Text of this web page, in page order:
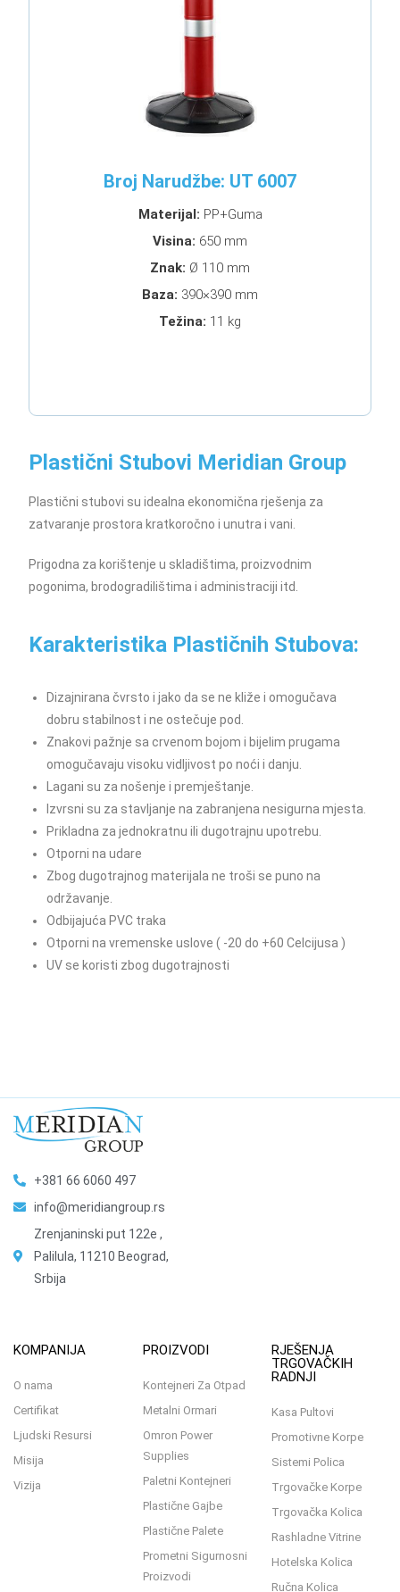
Broj Narudžbe: UT 6007
Materijal: PP+Guma
Visina: 650 mm
Znak: Ø 110 mm
Baza: 390×390 mm
Težina: 11 kg
Plastični Stubovi Meridian Group
Plastični stubovi su idealna ekonomična rješenja za
zatvaranje prostora kratkoročno i unutra i vani.
Prigodna za korištenje u skladištima, proizvodnim
pogonima, brodogradilištima i administraciji itd.
Karakteristika Plastičnih Stubova:
Dizajnirana čvrsto i jako da se ne kliže i omogučava
dobru stabilnost i ne ostečuje pod.
Znakovi pažnje sa crvenom bojom i bijelim prugama
omogučavaju visoku vidljivost po noći i danju.
Lagani su za nošenje i premještanje.
Izvrsni su za stavljanje na zabranjena nesigurna mjesta.
Prikladna za jednokratnu ili dugotrajnu upotrebu.
Otporni na udare
Zbog dugotrajnog materijala ne troši se puno na
održavanje.
Odbijajuća PVC traka
Otporni na vremenske uslove ( -20 do +60 Celcijusa )
UV se koristi zbog dugotrajnosti
+381 66 6060 497
info@meridiangroup.rs
Zrenjaninski put 122e ,
Palilula, 11210 Beograd,
Srbija
KOMPANIJA
O nama
Certifikat
Ljudski Resursi
Misija
Vizija
PROIZVODI
Kontejneri Za Otpad
Metalni Ormari
Omron Power
Supplies
Paletni Kontejneri
Plastične Gajbe
Plastične Palete
Prometni Sigurnosni
Proizvodi
RJEŠENJA
TRGOVAČKIH
RADNJI
Kasa Pultovi
Promotivne Korpe
Sistemi Polica
Trgovačke Korpe
Trgovačka Kolica
Rashladne Vitrine
Hotelska Kolica
Ručna Kolica